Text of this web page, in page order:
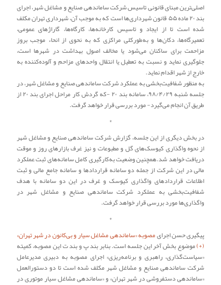
اصلی‌ترین مبنای قانونی تاسیس شرکت ساماندهی صنایع و مشاغل شهر، اجرای
بند ۲۰ ماده ۵۵ قانون شهرداری‌ها است که به موجب آن، شهرداری تهران مکلف
شده است تا از ایجاد و تاسیس کارخانه‌ها، کارگاه‌ها، گاراژهای عمومی،
تعمیرگاه‌ها، دکان‌ها و به‌طورکلی مراکزی که به نحوی از انحاء موجب بروز
مزاحمت برای ساکنان می‌شود یا مخالف اصول بهداشت در شهرها است،
جلوگیری نماید و نسبت به تعطیل یا انتقال واحدهای مزاحم و آلوده‌کننده به
خارج از شهر اقدام نماید.
به منظور شفافیت‌بخشی به عملکرد شرکت ساماندهی صنایع و مشاغل شهر، در
جلسه شنبه ۹۸/۴/۲۹، سامانه بند ۲۰ -که گردش کار مراحل اجرای بند ۲۰ از
طریق آن انجام می‌گیرد- مورد بررسی قرار خواهد گرفت.
*
در بخش دیگری از این جلسه، گزارش شرکت ساماندهی صنایع و مشاغل شهر
از نحوه واگذاری کیوسک‌های گل و مطبوعات و نیز غرف بازارهای روز و موقت
دریافت خواهد شد.همچنین وضعیت به‌کارگیری کامل سامانه‌های ثبت عملکرد
مالی در این شرکت از جمله دو سامانه قراردادها و سامانه جامع مالی و ثبت
اطلاعات قراردادهای واگذاری کیوسک و غرف در این دو سامانه با هدف
شفافیت‌بخشی به عملکرد شرکت ساماندهی صنایع و مشاغل شهر در
واگذاری‌ها مورد بررسی قرار خواهد گرفت.
*
پیگیری حسن اجرایمصوبه «ساماندهی مشاغل سیار و بی‌کانون در شهر تهران»
(+)موضوع بخش آخر این جلسه است. بنابر بند پ و بند ت این مصوبه، کمیته
«سیاست‌گذاری، راهبری و برنامه‌ریزی» اجرای مصوبه به دبیری مدیرعامل
شرکت ساماندهی صنایع و مشاغل شهر مکلف شده است تا دو دستورالعمل
«ساماندهی دستفروشی در شهر تهران» و «ساماندهی مشاغل سیار موتوری در